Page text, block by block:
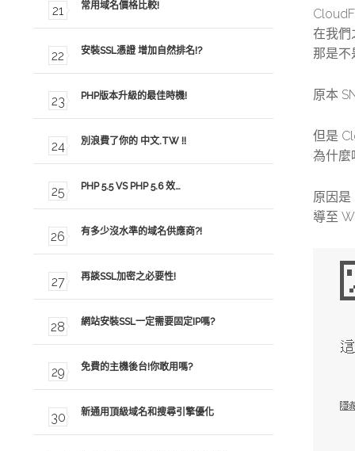
在我
那是不
原本
但是
為什麼
原因是
導至
常用域名價格比較!
安裝SSL憑證 增加自然排名!?
PHP版本升級的最佳時機!
別浪費了你的 中文.TW !!
PHP 5.5 VS PHP 5.6 效…
有多少沒水準的域名供應商?!
再談SSL加密之必要性!
網站安裝SSL一定需要固定IP嗎?
免費的主機後台!你敢用嗎?
新通用頂級域名和搜尋引擎優化